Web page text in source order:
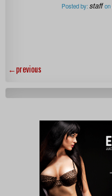
Posted by:staff on
←previous